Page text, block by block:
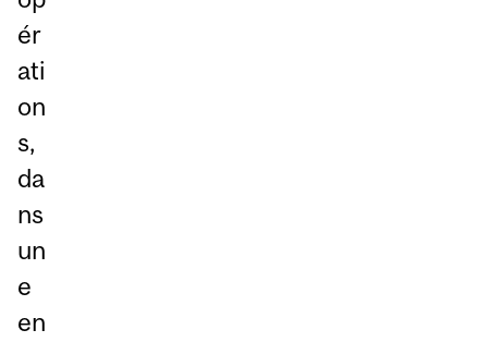
ér
ati
on
s,
da
ns
un
e
en